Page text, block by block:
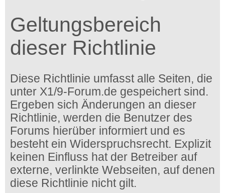
Geltungsbereich
dieser Richtlinie
Diese Richtlinie umfasst alle Seiten, die
unter X1/9-Forum.de gespeichert sind.
Ergeben sich Änderungen an dieser
Richtlinie, werden die Benutzer des
Forums hierüber informiert und es
besteht ein Widerspruchsrecht. Explizit
keinen Einfluss hat der Betreiber auf
externe, verlinkte Webseiten, auf denen
diese Richtlinie nicht gilt.